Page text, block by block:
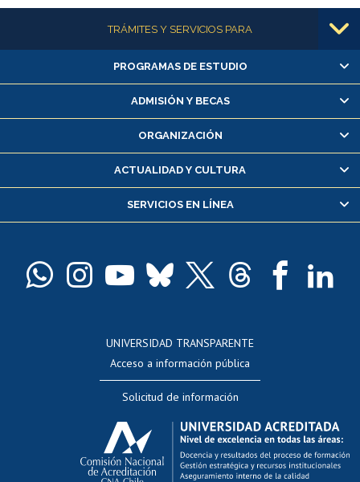
Más informaciónTRÁMITES Y SERVICIOS PARA
Alumnas/os y exalumnas/os
Matrícula en línea
Inscripción y cambio de asignaturas
Consulta y certificado de notas
Servicio médico y dental
Pago de arancel y crédito alumnos
Docentes
Evaluación docente
Calificación académica
Postulación al AUCAI
Funcionarias/os
PROGRAMAS DE ESTUDIO
ADMISIÓN Y BECAS
ORGANIZACIÓN
ACTUALIDAD Y CULTURA
SERVICIOS EN LÍNEA
UNIVERSIDAD TRANSPARENTE
Acceso a información pública
Solicitud de información